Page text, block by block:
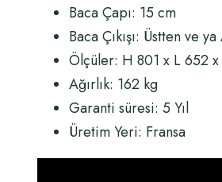
Baca Çapı: 15 cm
Baca Çıkışı: Üstten ve
Ölçüler: H 801 x L 652
Ağırlık: 162 kg
Garanti süresi: 5 Yıl
Üretim Yeri: Fransa